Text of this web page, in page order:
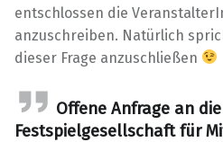
entschlossen die
anzuschreiben. Natürlich
dieser Frage anzuschließen
Offene Anfrage an
Festspielgesellschaft für